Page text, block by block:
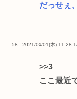
だっせぇ
58 : 2021/04/01(木)
>>3
ここ最近